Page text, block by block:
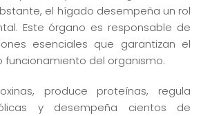
el hígado desempeña un rol
Este órgano es responsable de
esenciales que garantizan el
funcionamiento del organismo.
produce proteínas, regula
y desempeña cientos de